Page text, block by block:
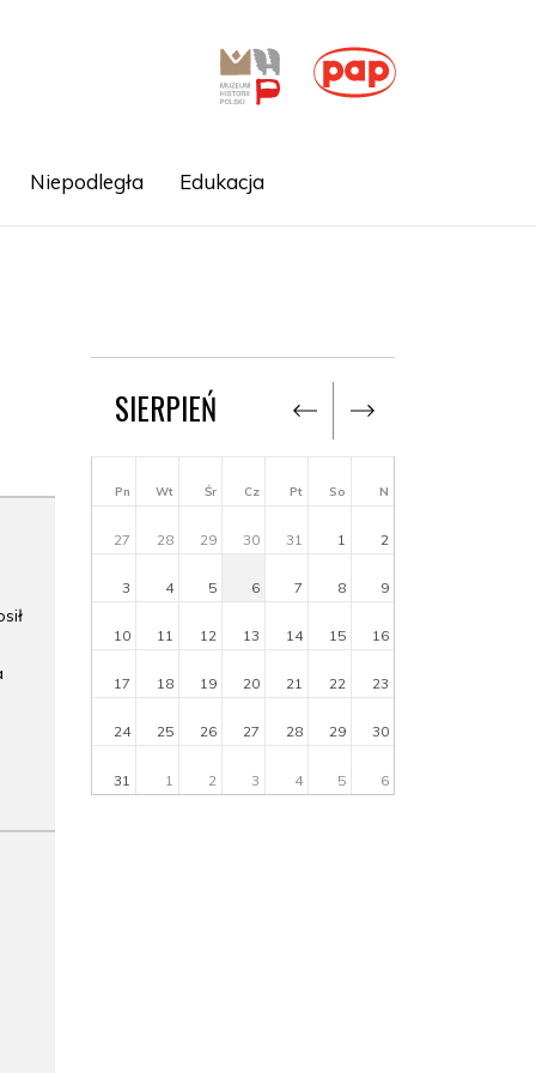
Niepodległa Edukacja
SIERPIEŃ
Pn Wt Śr Cz Pt So N
27 28 29 30 31 1 2
3 4 5 6 7 8 9
10 11 12 13 14 15 16
17 18 19 20 21 22 23
24 25 26 27 28 29 30
31 1 2 3 4 5 6